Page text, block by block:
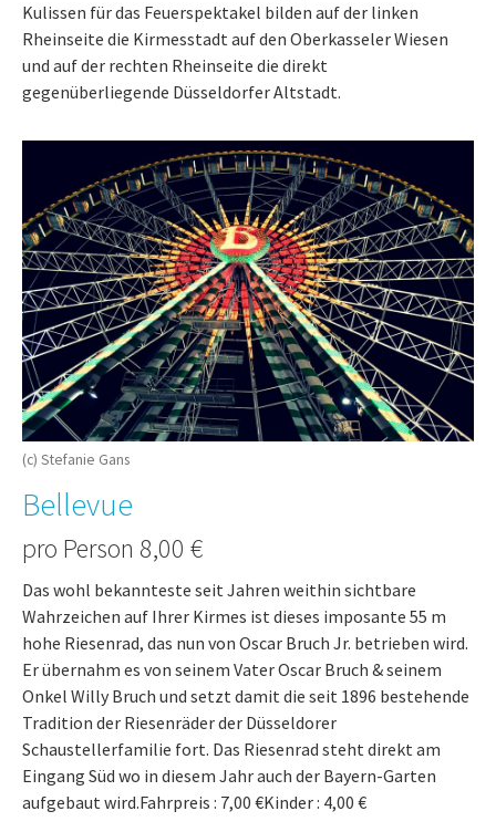
Kulissen für das Feuerspektakel bilden auf der linken
Rheinseite die Kirmesstadt auf den Oberkasseler Wiesen
und auf der rechten Rheinseite die direkt
gegenüberliegende Düsseldorfer Altstadt.
(c) Stefanie Gans
Bellevue
pro Person 8,00 €
Das wohl bekannteste seit Jahren weithin sichtbare
Wahrzeichen auf Ihrer Kirmes ist dieses imposante 55 m
hohe Riesenrad, das nun von Oscar Bruch Jr. betrieben wird.
Er übernahm es von seinem Vater Oscar Bruch & seinem
Onkel Willy Bruch und setzt damit die seit 1896 bestehende
Tradition der Riesenräder der Düsseldorer
Schaustellerfamilie fort. Das Riesenrad steht direkt am
Eingang Süd wo in diesem Jahr auch der Bayern-Garten
aufgebaut wird.Fahrpreis : 7,00 €Kinder : 4,00 €